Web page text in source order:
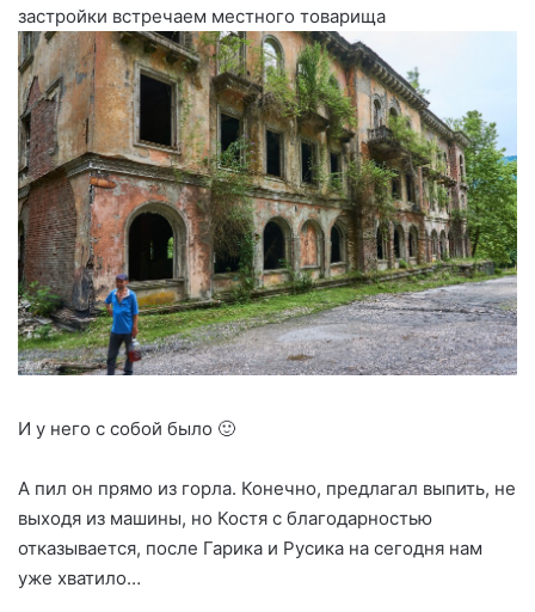
застройки встречаем местного товарища
И у него с собой было 🙂
А пил он прямо из горла. Конечно, предлагал выпить, не
выходя из машины, но Костя с благодарностью
отказывается, после Гарика и Русика на сегодня нам
уже хватило…